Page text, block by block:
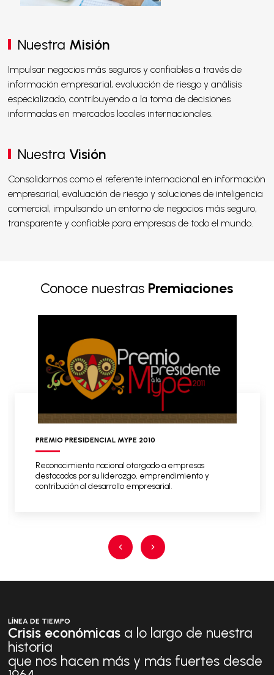
Nuestra Misión
Impulsar negocios más seguros y confiables a través de
información empresarial, evaluación de riesgo y análisis
especializado, contribuyendo a la toma de decisiones
informadas en mercados locales internacionales.
Nuestra Visión
Consolidarnos como el referente internacional en información
empresarial, evaluación de riesgo y soluciones de inteligencia
comercial, impulsando un entorno de negocios más seguro,
transparente y confiable para empresas de todo el mundo.
Conoce nuestras Premiaciones
PREMIO PRESIDENCIAL MYPE 2010
Reconocimiento nacional otorgado a empresas
destacadas por su liderazgo, emprendimiento y
contribución al desarrollo empresarial.
LÍNEA DE TIEMPO
Crisis económicas a lo largo de nuestra
historia
que nos hacen más y más fuertes desde